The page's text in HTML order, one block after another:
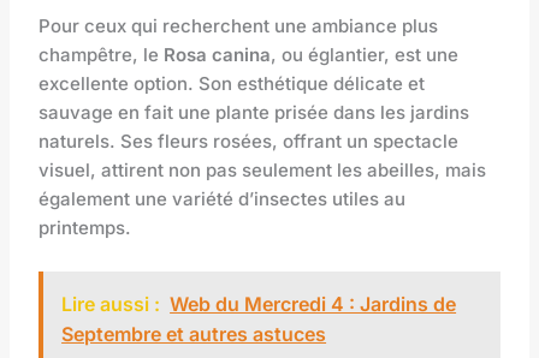
Pour ceux qui recherchent une ambiance plus
champêtre, le Rosa canina, ou églantier, est une
excellente option. Son esthétique délicate et
sauvage en fait une plante prisée dans les jardins
naturels. Ses fleurs rosées, offrant un spectacle
visuel, attirent non pas seulement les abeilles, mais
également une variété d’insectes utiles au
printemps.
Lire aussi : Web du Mercredi 4 : Jardins de
Septembre et autres astuces